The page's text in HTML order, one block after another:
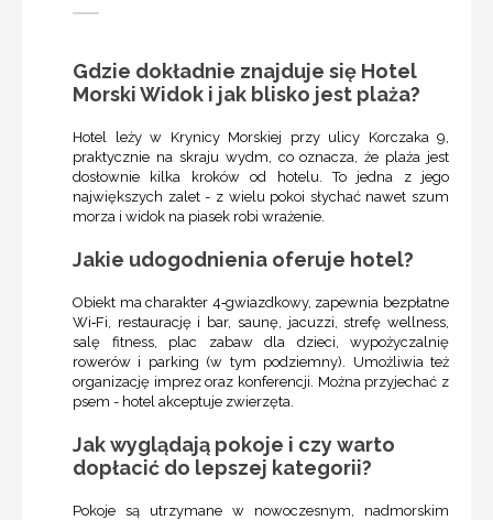
Gdzie dokładnie znajduje się Hotel
Morski Widok i jak blisko jest plaża?
Hotel leży w Krynicy Morskiej przy ulicy Korczaka 9,
praktycznie na skraju wydm, co oznacza, że plaża jest
dosłownie kilka kroków od hotelu. To jedna z jego
największych zalet - z wielu pokoi słychać nawet szum
morza i widok na piasek robi wrażenie.
Jakie udogodnienia oferuje hotel?
Obiekt ma charakter 4‑gwiazdkowy, zapewnia bezpłatne
Wi‑Fi, restaurację i bar, saunę, jacuzzi, strefę wellness,
salę fitness, plac zabaw dla dzieci, wypożyczalnię
rowerów i parking (w tym podziemny). Umożliwia też
organizację imprez oraz konferencji. Można przyjechać z
psem - hotel akceptuje zwierzęta.
Jak wyglądają pokoje i czy warto
dopłacić do lepszej kategorii?
Pokoje są utrzymane w nowoczesnym, nadmorskim